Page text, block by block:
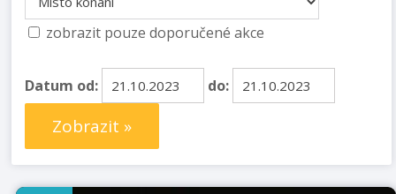
zobrazit pouze doporučené akce
Datum od: do:
Zobrazit »